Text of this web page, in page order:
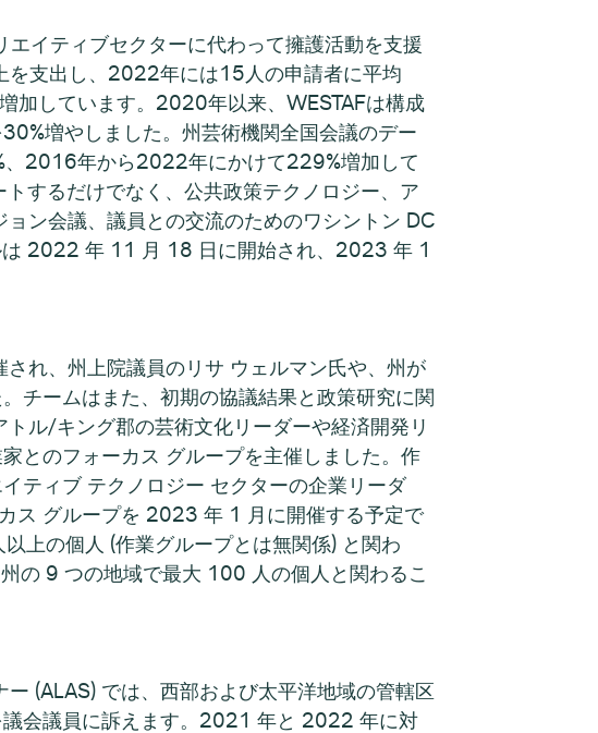
イティブセクターに代わって擁護活動を支援
を支出し、2022年には15人の申請者に平均
しています。2020年以来、WESTAFは構成
増やしました。州芸術機関全国会議のデー
2016年から2022年にかけて229%増加して
するだけでなく、公共政策テクノロジー、ア
ン会議、議員との交流のためのワシントン DC
2022 年 11 月 18 日に開始され、2023 年 1
れ、州上院議員のリサ ウェルマン氏や、州が
チームはまた、初期の協議結果と政策研究に関
ル/キング郡の芸術文化リーダーや経済開発リ
とのフォーカス グループを主催しました。作
ティブ テクノロジー セクターの企業リーダ
ス グループを 2023 年 1 月に開催する予定で
上の個人 (作業グループとは無関係) と関わ
の 9 つの地域で最大 100 人の個人と関わるこ
(ALAS) では、西部および太平洋地域の管轄区
議会議員に訴えます。2021 年と 2022 年に対